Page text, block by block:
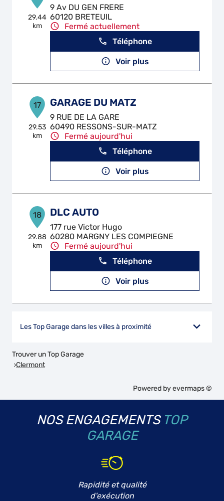
29.44
km
9 Av DU GEN FRERE
60120 BRETEUIL
Fermé actuellement
Téléphone
Voir plus
17
29.53
km
GARAGE DU MATZ
9 RUE DE LA GARE
60490 RESSONS-SUR-MATZ
Fermé aujourd'hui
Téléphone
Voir plus
18
29.88
km
DLC AUTO
177 rue Victor Hugo
60280 MARGNY LES COMPIEGNE
Fermé aujourd'hui
Téléphone
Voir plus
Les Top Garage dans les villes à proximité
Trouver un Top Garage
Clermont
Powered byevermaps ©
NOS ENGAGEMENTS TOP
GARAGE
Rapidité et qualité
d'exécution